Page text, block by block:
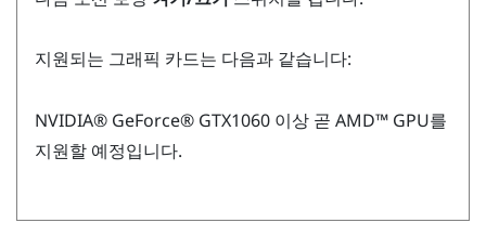
지원되는 그래픽 카드는 다음과 같습니다:
NVIDIA® GeForce® GTX1060 이상 곧 AMD™ GPU를
지원할 예정입니다.